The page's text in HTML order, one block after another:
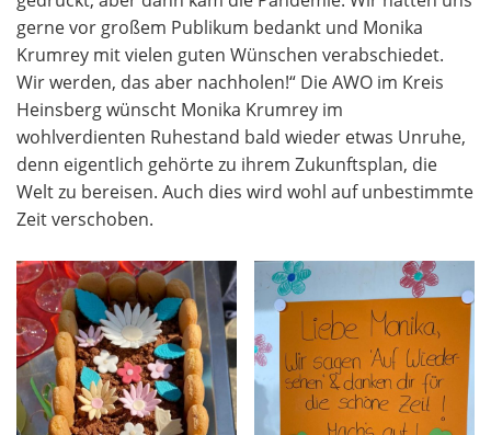
gerne vor großem Publikum bedankt und Monika
Krumrey mit vielen guten Wünschen verabschiedet.
Wir werden, das aber nachholen!“ Die AWO im Kreis
Heinsberg wünscht Monika Krumrey im
wohlverdienten Ruhestand bald wieder etwas Unruhe,
denn eigentlich gehörte zu ihrem Zukunftsplan, die
Welt zu bereisen. Auch dies wird wohl auf unbestimmte
Zeit verschoben.